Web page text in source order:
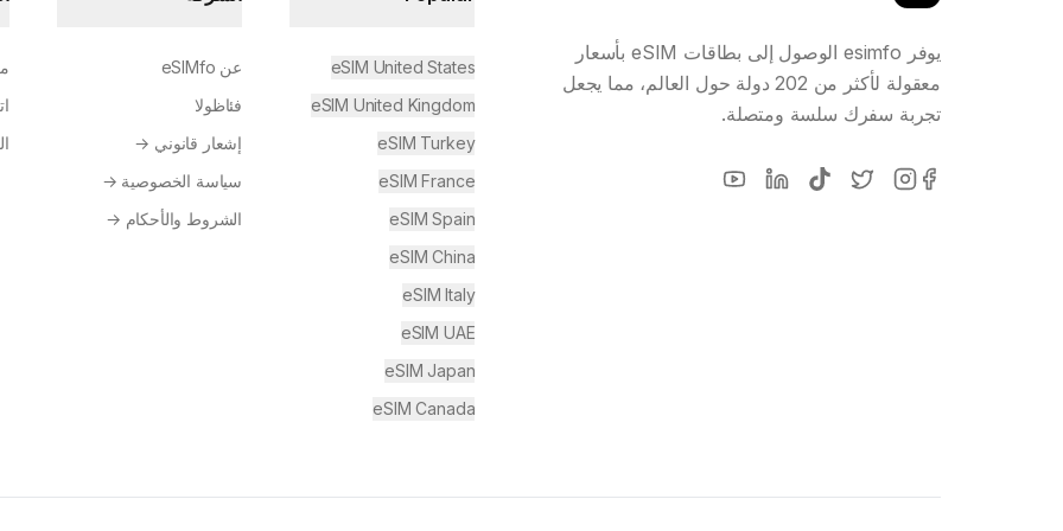
يوفر esimfo الوصول إلى بطاقات eSIM بأسعار
معقولة لأكثر من 202 دولة حول العالم، مما يجعل
تجربة سفرك سلسة ومتصلة.
eSIM United States
eSIM United Kingdom
eSIM Turkey
eSIM France
eSIM Spain
eSIM China
eSIM Italy
eSIM UAE
eSIM Japan
eSIM Canada
عن eSIMfo
فئاظولا
إشعار قانوني →
سياسة الخصوصية →
الشروط والأحكام →